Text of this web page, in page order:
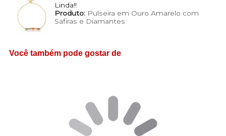
Linda!!
Produto:Pulseira em Ouro Amarelo com
Safiras e Diamantes
Você também pode gostar de